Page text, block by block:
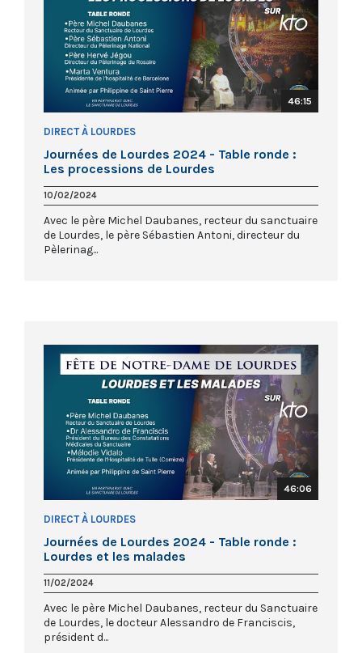
46:15
DIRECT À LOURDES
Journées de Lourdes 2024 - Table ronde :
Les processions de Lourdes
10/02/2024
Avec le père Michel Daubanes, recteur du sanctuaire
de Lourdes, le père Sébastien Antoni, directeur du
Pèlerinag...
46:06
DIRECT À LOURDES
Journées de Lourdes 2024 - Table ronde :
Lourdes et les malades
11/02/2024
Avec le père Michel Daubanes, recteur du Sanctuaire
de Lourdes, le docteur Alessandro de Franciscis,
président d...